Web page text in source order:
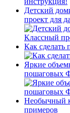
Детский
проект для
Как
Яркие
пошаговых
Необычный
примеров